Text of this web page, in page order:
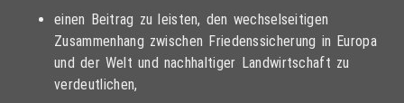
einen Beitrag zu leisten, den wechselseitigen
Zusammenhang zwischen Friedenssicherung in Europa
und der Welt und nachhaltiger Landwirtschaft zu
verdeutlichen,